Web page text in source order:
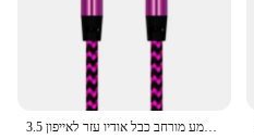
3.5 מ "מ עד 3.5 מ" מ ג 'שקע קטן מכונית האודיו כבל שמע מורחב כבל אודיו עזר לאייפון mp4 רמקול אוזניות